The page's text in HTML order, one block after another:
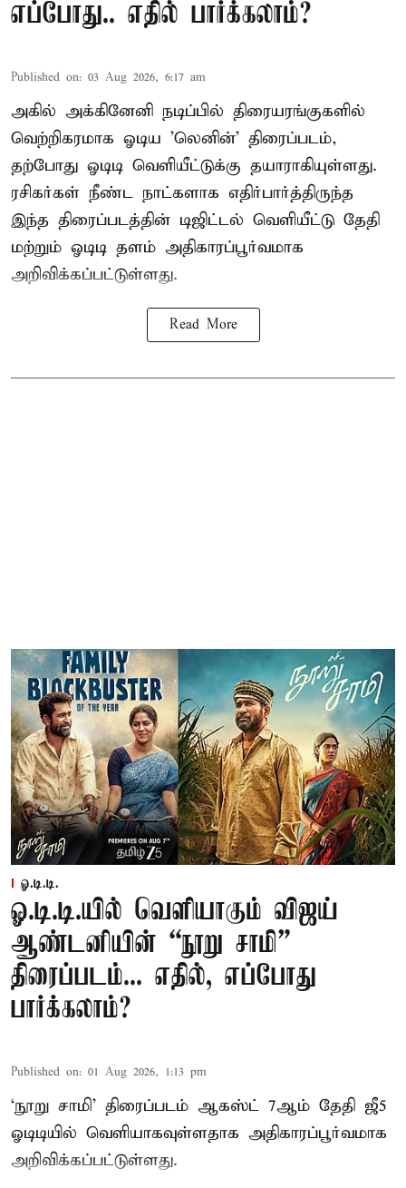
எப்போது.. எதில் பார்க்கலாம்?
Published on: 03 Aug 2026, 6:17 am
அகில் அக்கினேனி நடிப்பில் திரையரங்குகளில்
வெற்றிகரமாக ஓடிய 'லெனின்' திரைப்படம்,
தற்போது ஓடிடி வெளியீட்டுக்கு தயாராகியுள்ளது.
ரசிகர்கள் நீண்ட நாட்களாக எதிர்பார்த்திருந்த
இந்த திரைப்படத்தின் டிஜிட்டல் வெளியீட்டு தேதி
மற்றும் ஓடிடி தளம் அதிகாரப்பூர்வமாக
அறிவிக்கப்பட்டுள்ளது.
Read More
ஓ.டி.டி.
ஓ.டி.டி.யில் வெளியாகும் விஜய்
ஆண்டனியின் “நூறு சாமி”
திரைப்படம்... எதில், எப்போது
பார்க்கலாம்?
Published on: 01 Aug 2026, 1:13 pm
‘நூறு சாமி’ திரைப்படம் ஆகஸ்ட் 7ஆம் தேதி ஜீ5
ஓடிடியில் வெளியாகவுள்ளதாக அதிகாரப்பூர்வமாக
அறிவிக்கப்பட்டுள்ளது.